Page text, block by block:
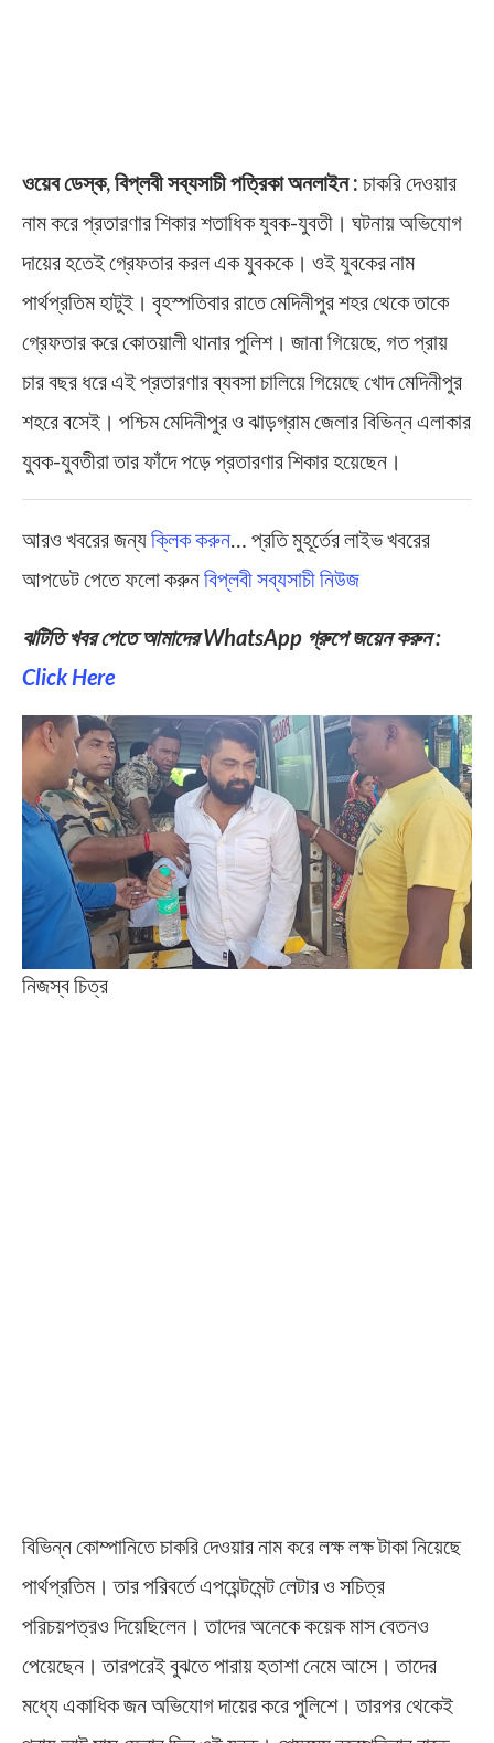
ওয়েব ডেস্ক, বিপ্লবী সব্যসাচী পত্রিকা অনলাইন : চাকরি দেওয়ার
নাম করে প্রতারণার শিকার শতাধিক যুবক-যুবতী। ঘটনায় অভিযোগ
দায়ের হতেই গ্রেফতার করল এক যুবককে। ওই যুবকের নাম
পার্থপ্রতিম হাটুই। বৃহস্পতিবার রাতে মেদিনীপুর শহর থেকে তাকে
গ্রেফতার করে কোতয়ালী থানার পুলিশ। জানা গিয়েছে, গত প্রায়
চার বছর ধরে এই প্রতারণার ব্যবসা চালিয়ে গিয়েছে খোদ মেদিনীপুর
শহরে বসেই। পশ্চিম মেদিনীপুর ও ঝাড়গ্রাম জেলার বিভিন্ন এলাকার
যুবক-যুবতীরা তার ফাঁদে পড়ে প্রতারণার শিকার হয়েছেন।
আরও খবরের জন্যক্লিক করুন… প্রতি মুহূর্তের লাইভ খবরের
আপডেট পেতে ফলো করুনবিপ্লবী সব্যসাচী নিউজ
ঝটিতি খবর পেতে আমাদের WhatsApp গ্রুপে জয়েন করুন :
Click Here
নিজস্ব চিত্র
বিভিন্ন কোম্পানিতে চাকরি দেওয়ার নাম করে লক্ষ লক্ষ টাকা নিয়েছে
পার্থপ্রতিম। তার পরিবর্তে এপয়েন্টমেন্ট লেটার ও সচিত্র
পরিচয়পত্রও দিয়েছিলেন। তাদের অনেকে কয়েক মাস বেতনও
পেয়েছেন। তারপরেই বুঝতে পারায় হতাশা নেমে আসে। তাদের
মধ্যে একাধিক জন অভিযোগ দায়ের করে পুলিশে। তারপর থেকেই